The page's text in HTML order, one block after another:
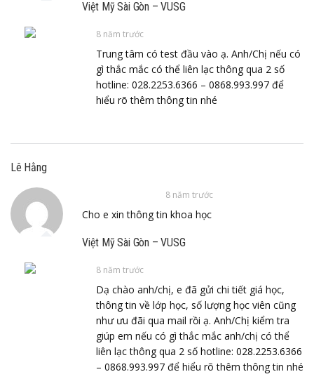
Việt Mỹ Sài Gòn – VUSG
8 năm trước
Trung tâm có test đầu vào ạ. Anh/Chị nếu có
gì thắc mắc có thể liên lạc thông qua 2 số
hotline: 028.2253.6366 – 0868.993.997 để
hiểu rõ thêm thông tin nhé
Lê Hằng
8 năm trước
Cho e xin thông tin khoa học
Việt Mỹ Sài Gòn – VUSG
8 năm trước
Dạ chào anh/chị, e đã gửi chi tiết giá học,
thông tin về lớp học, số lượng học viên cũng
như ưu đãi qua mail rồi ạ. Anh/Chị kiểm tra
giúp em nếu có gì thắc mắc anh/chị có thể
liên lạc thông qua 2 số hotline: 028.2253.6366
– 0868.993.997 để hiểu rõ thêm thông tin nhé